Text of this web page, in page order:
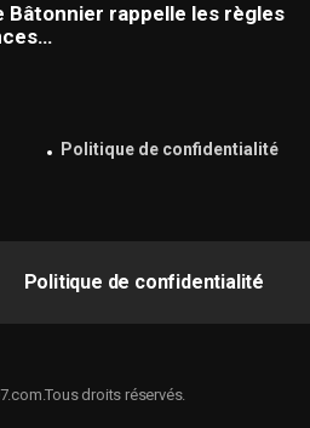
Bâtonnier rappelle les règles
Politique de confidentialité
Politique de confidentialité
droits réservés.